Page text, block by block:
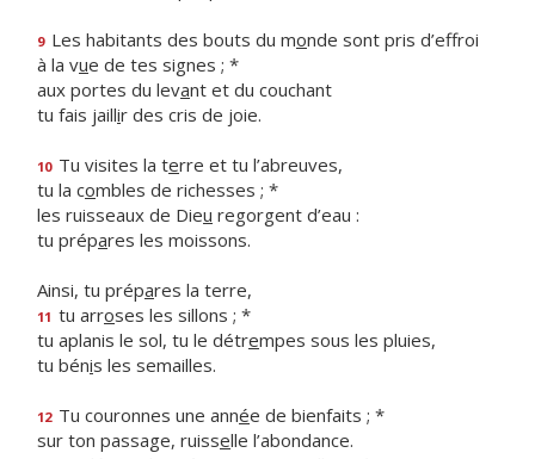
9 Les habitants des bouts du monde sont pris d’effroi
à la vue de tes signes ; *
aux portes du levant et du couchant
tu fais jaillir des cris de joie.
10 Tu visites la terre et tu l’abreuves,
tu la combles de richesses ; *
les ruisseaux de Dieu regorgent d’eau :
tu prépares les moissons.
Ainsi, tu prépares la terre,
11 tu arroses les sillons ; *
tu aplanis le sol, tu le détrempes sous les pluies,
tu bénis les semailles.
12 Tu couronnes une année de bienfaits ; *
sur ton passage, ruisselle l’abondance.